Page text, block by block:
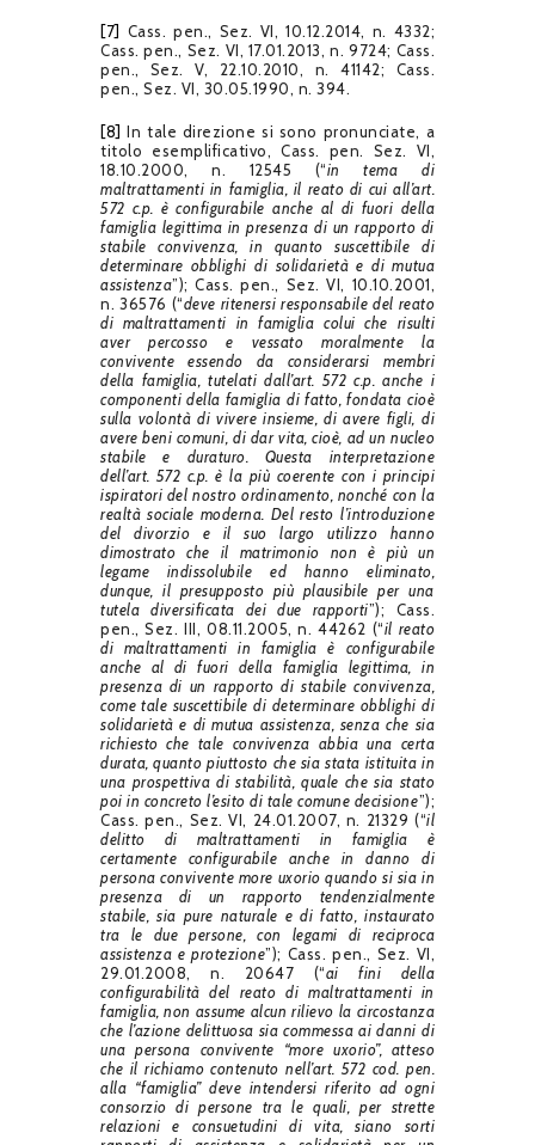
[7] Cass. pen., Sez. VI, 10.12.2014, n. 4332;
Cass. pen., Sez. VI, 17.01.2013, n. 9724; Cass.
pen., Sez. V, 22.10.2010, n. 41142; Cass.
pen., Sez. VI, 30.05.1990, n. 394.
[8] In tale direzione si sono pronunciate, a
titolo esemplificativo, Cass. pen. Sez. VI,
18.10.2000, n. 12545 (“in tema di
maltrattamenti in famiglia, il reato di cui all’art.
572 c.p. è configurabile anche al di fuori della
famiglia legittima in presenza di un rapporto di
stabile convivenza, in quanto suscettibile di
determinare obblighi di solidarietà e di mutua
assistenza”); Cass. pen., Sez. VI, 10.10.2001,
n. 36576 (“deve ritenersi responsabile del reato
di maltrattamenti in famiglia colui che risulti
aver percosso e vessato moralmente la
convivente essendo da considerarsi membri
della famiglia, tutelati dall’art. 572 c.p. anche i
componenti della famiglia di fatto, fondata cioè
sulla volontà di vivere insieme, di avere figli, di
avere beni comuni, di dar vita, cioè, ad un nucleo
stabile e duraturo. Questa interpretazione
dell’art. 572 c.p. è la più coerente con i principi
ispiratori del nostro ordinamento, nonché con la
realtà sociale moderna. Del resto l’introduzione
del divorzio e il suo largo utilizzo hanno
dimostrato che il matrimonio non è più un
legame indissolubile ed hanno eliminato,
dunque, il presupposto più plausibile per una
tutela diversificata dei due rapporti”); Cass.
pen., Sez. III, 08.11.2005, n. 44262 (“il reato
di maltrattamenti in famiglia è configurabile
anche al di fuori della famiglia legittima, in
presenza di un rapporto di stabile convivenza,
come tale suscettibile di determinare obblighi di
solidarietà e di mutua assistenza, senza che sia
richiesto che tale convivenza abbia una certa
durata, quanto piuttosto che sia stata istituita in
una prospettiva di stabilità, quale che sia stato
poi in concreto l’esito di tale comune decisione”);
Cass. pen., Sez. VI, 24.01.2007, n. 21329 (“il
delitto di maltrattamenti in famiglia è
certamente configurabile anche in danno di
persona convivente more uxorio quando si sia in
presenza di un rapporto tendenzialmente
stabile, sia pure naturale e di fatto, instaurato
tra le due persone, con legami di reciproca
assistenza e protezione”); Cass. pen., Sez. VI,
29.01.2008, n. 20647 (“ai fini della
configurabilità del reato di maltrattamenti in
famiglia, non assume alcun rilievo la circostanza
che l’azione delittuosa sia commessa ai danni di
una persona convivente “more uxorio”, atteso
che il richiamo contenuto nell’art. 572 cod. pen.
alla “famiglia” deve intendersi riferito ad ogni
consorzio di persone tra le quali, per strette
relazioni e consuetudini di vita, siano sorti